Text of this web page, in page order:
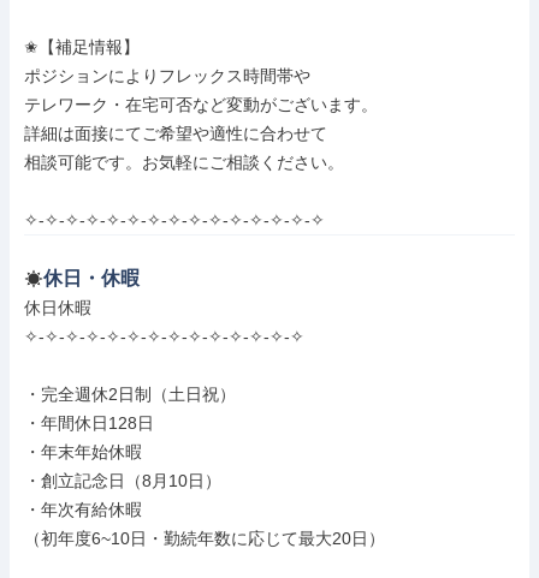
✬【補足情報】
ポジションによりフレックス時間帯や
テレワーク・在宅可否など変動がございます。
詳細は面接にてご希望や適性に合わせて
相談可能です。お気軽にご相談ください。
✧-✧-✧-✧-✧-✧-✧-✧-✧-✧-✧-✧-✧-✧-✧
休日・休暇
休日休暇
✧-✧-✧-✧-✧-✧-✧-✧-✧-✧-✧-✧-✧-✧
・完全週休2日制（土日祝）
・年間休日128日
・年末年始休暇
・創立記念日（8月10日）
・年次有給休暇
（初年度6~10日・勤続年数に応じて最大20日）